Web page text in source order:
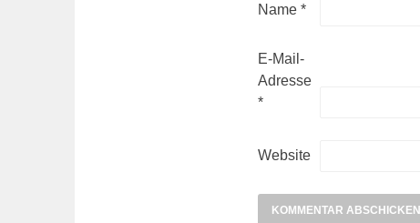
Name *
E-Mail-
Adresse
*
Website